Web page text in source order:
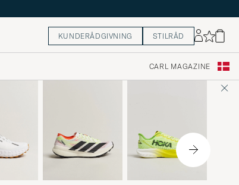
KUNDERÅDGIVNING STILRÅD
CARL MAGAZINE